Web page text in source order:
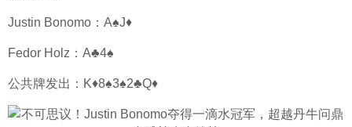
Justin Bonomo：A♠J♦
Fedor Holz：A♣4♠
公共牌发出：K♦8♠3♠2♣Q♦